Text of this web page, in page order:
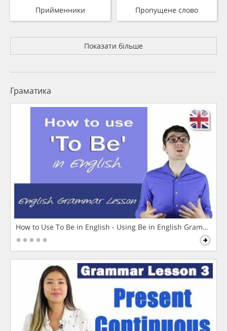
Прийменники Пропущене слово
Показати більше
Граматика
How to Use To Be in English - Using Be in English Grammar